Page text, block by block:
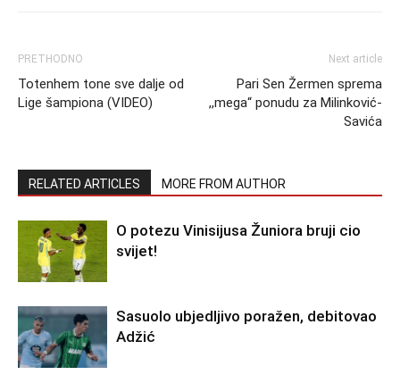
PRETHODNO
Totenhem tone sve dalje od
Lige šampiona (VIDEO)
Next article
Pari Sen Žermen sprema
,,mega“ ponudu za Milinković-
Savića
RELATED ARTICLES MORE FROM AUTHOR
O potezu Vinisijusa Žuniora bruji cio
svijet!
Sasuolo ubjedljivo poražen, debitovao
Adžić